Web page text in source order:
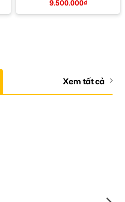
9.500.000₫
Xem tất cả